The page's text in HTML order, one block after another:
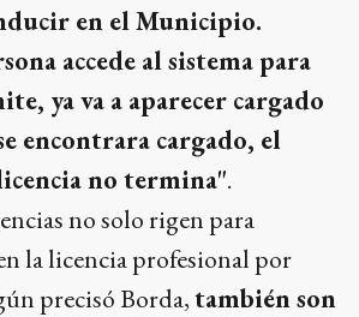
en el Municipio.
accede al sistema para
ya va a aparecer cargado
encontrara cargado, el
no termina".
no solo rigen para
la licencia profesional por
precisó Borda,también son